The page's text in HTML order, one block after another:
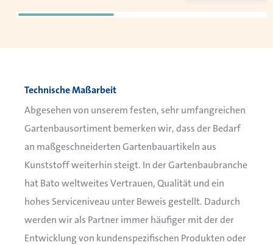
Technische Maßarbeit
Abgesehen von unserem festen, sehr umfangreichen
Gartenbausortiment bemerken wir, dass der Bedarf
an maßgeschneiderten Gartenbauartikeln aus
Kunststoff weiterhin steigt. In der Gartenbaubranche
hat Bato weltweites Vertrauen, Qualität und ein
hohes Serviceniveau unter Beweis gestellt. Dadurch
werden wir als Partner immer häufiger mit der der
Entwicklung von kundenspezifischen Produkten oder